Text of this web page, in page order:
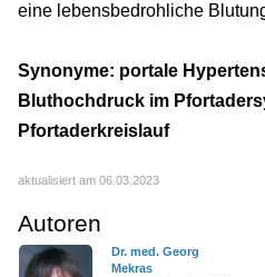
eine lebensbedrohliche
Synonyme: portale
Bluthochdruck im
Pfortaderkreislauf
aktualisiert am 06.03.2023
Autoren
Dr. med. Georg
Mekras